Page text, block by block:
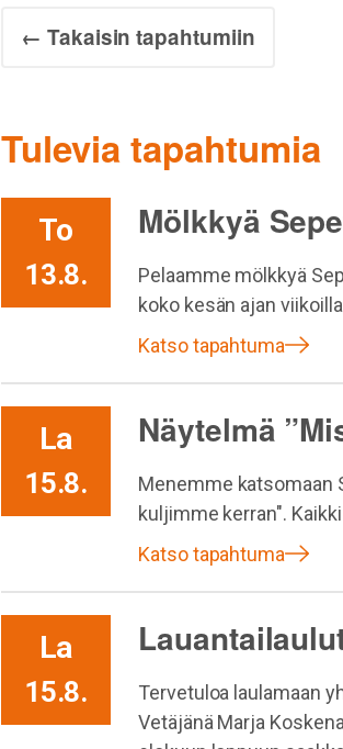
← Takaisin tapahtumiin
Tulevia tapahtumia
To
13.8.
Mölkkyä
Pelaamme mölkkyä
koko kesän ajan
Katso tapahtuma
La
15.8.
Näytelmä
Menemme katsomaan
kuljimme kerran".
Katso tapahtuma
La
15.8.
Tervetuloa laulamaan
Vetäjänä Marja